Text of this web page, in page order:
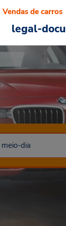
legal-
Vendas de carros